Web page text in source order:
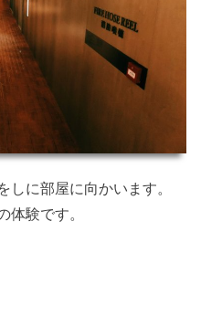
しに部屋に向かいます。
体験です。